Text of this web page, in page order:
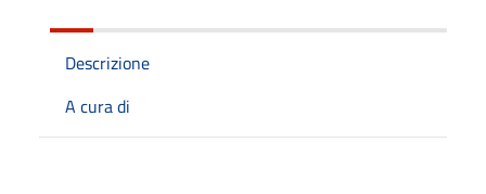
Descrizione
A cura di